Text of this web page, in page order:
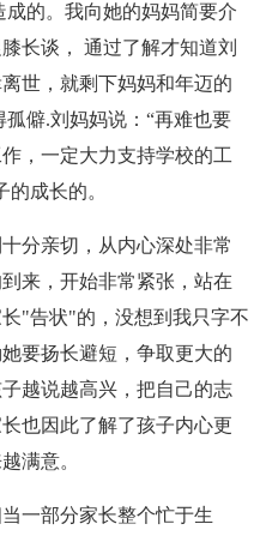
的。我向她的妈妈简要介
长谈， 通过了解才知道刘
世，就剩下妈妈和年迈的
僻.刘妈妈说：“再难也要
，一定大力支持学校的工
成长的。
分亲切，从内心深处非常
来，开始非常紧张，站在
"告状"的，没想到我只字不
要扬长避短，争取更大的
越说越高兴，把自己的志
也因此了解了孩子内心更
满意。
一部分家长整个忙于生